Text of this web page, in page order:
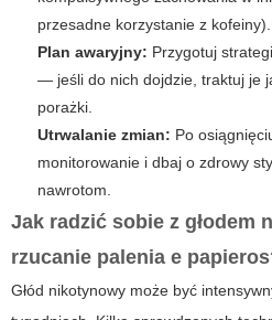
przesadne korzystanie z kofeiny).
Plan awaryjny: Przygotuj
— jeśli do nich dojdzie, traktuj je
porażki.
Utrwalanie zmian: Po
monitorowanie i dbaj o zdrowy
nawrotom.
Jak radzić sobie z głodem
rzucanie palenia e papieros
Głód nikotynowy może być